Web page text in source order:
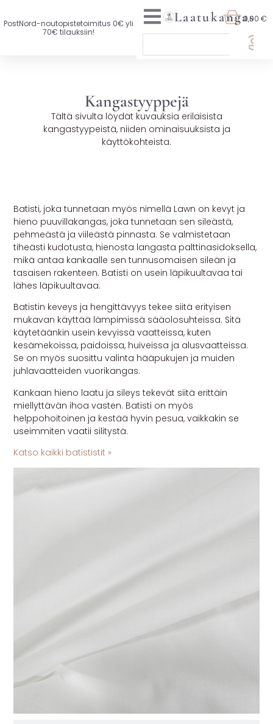
PostNord-noutopistetoimitus 0€ yli
70€ tilauksiin!
KAIKKI KANKAAT
VAATETUSKANKAAT
YLEISKANKAAT
LISENSOIDUT KANKAAT
KANKAAT A-Ö
MUUT
🔖 OUTLET
OHJEITA
USEIN KYSYTTYÄ
OTA YHTEYTTÄ
Laatukangas0,00 €
Kangastyyppejä
Tältä sivulta löydät kuvauksia erilaisista
kangastyypeistä, niiden ominaisuuksista ja
käyttökohteista.
Batisti, joka tunnetaan myös nimellä Lawn on kevyt ja
hieno puuvillakangas, joka tunnetaan sen sileästä,
pehmeästä ja viileästä pinnasta. Se valmistetaan
tiheästi kudotusta, hienosta langasta palttinasidoksella,
mikä antaa kankaalle sen tunnusomaisen sileän ja
tasaisen rakenteen. Batisti on usein läpikuultavaa tai
lähes läpikuultavaa.
Batistin keveys ja hengittävyys tekee siitä erityisen
mukavan käyttää lämpimissä sääolosuhteissa. Sitä
käytetäänkin usein kevyissä vaatteissa, kuten
kesämekoissa, paidoissa, huiveissa ja alusvaatteissa.
Se on myös suosittu valinta hääpukujen ja muiden
juhlavaatteiden vuorikangas.
Kankaan hieno laatu ja sileys tekevät siitä erittäin
miellyttävän ihoa vasten. Batisti on myös
helppohoitoinen ja kestää hyvin pesua, vaikkakin se
useimmiten vaatii silitystä.
Katso kaikki batististit »